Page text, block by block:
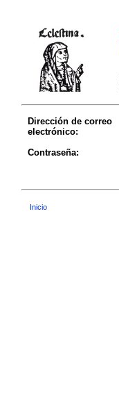
Dirección de correo
electrónico:
Contraseña:
Inicio